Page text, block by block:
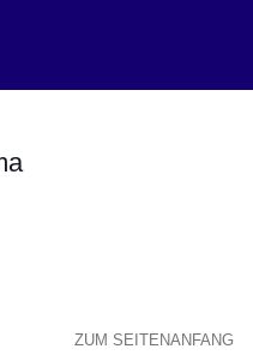
ZUM SEITENANFANG